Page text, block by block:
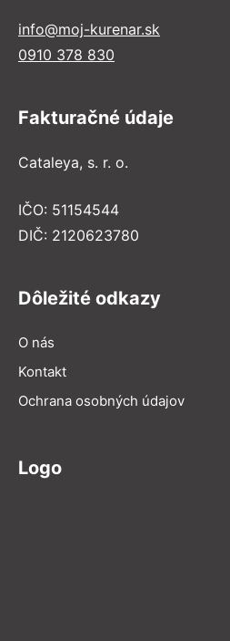
info@moj-kurenar.sk
0910 378 830
Fakturačné údaje
Cataleya, s. r. o.
IČO: 51154544
DIČ: 2120623780
Dôležité odkazy
O nás
Kontakt
Ochrana osobných údajov
Logo